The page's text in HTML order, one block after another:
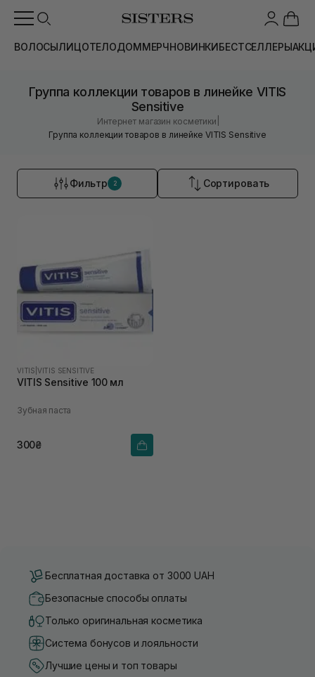
ВОЛОСЫЛИЦОТЕЛОДОММЕРЧНОВИНКИБЕСТСЕЛЛЕРЫ
Группа коллекции товаров в линейке VITIS
Sensitive
Интернет магазин косметики
Группа коллекции товаров в линейке VITIS Sensitive
Фильтр 2 Сортировать
VITIS VITIS SENSITIVE
VITIS Sensitive 100 мл
Зубная паста
300₴
Бесплатная доставка от 3000 UAH
Безопасные способы оплаты
Только оригинальная косметика
Система бонусов и лояльности
Лучшие цены и топ товары